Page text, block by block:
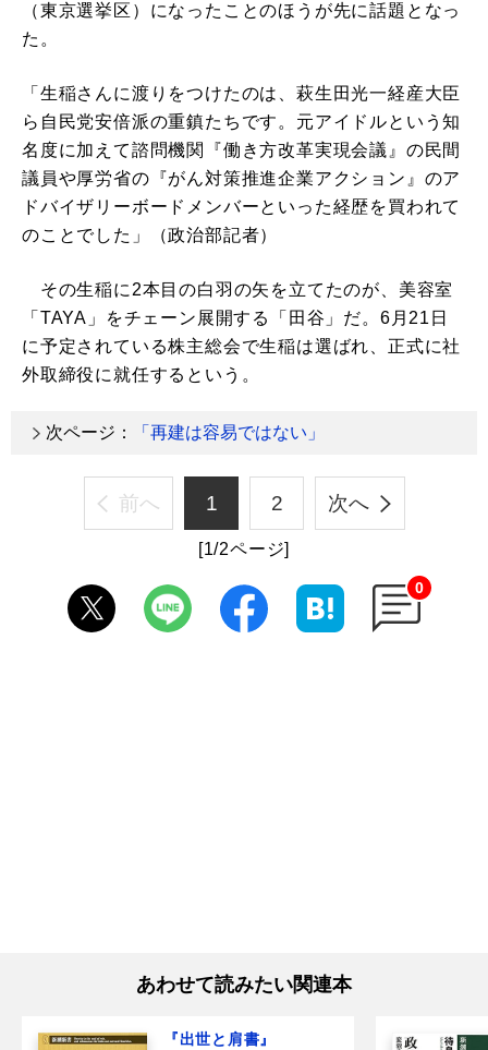
（東京選挙区）になったことのほうが先に話題となっ
た。
「生稲さんに渡りをつけたのは、萩生田光一経産大臣
ら自民党安倍派の重鎮たちです。元アイドルという知
名度に加えて諮問機関『働き方改革実現会議』の民間
議員や厚労省の『がん対策推進企業アクション』のア
ドバイザリーボードメンバーといった経歴を買われて
のことでした」（政治部記者）
その生稲に2本目の白羽の矢を立てたのが、美容室
「TAYA」をチェーン展開する「田谷」だ。6月21日
に予定されている株主総会で生稲は選ばれ、正式に社
外取締役に就任するという。
次ページ： 「再建は容易ではない」
前へ 1 2 次へ
[1/2ページ]
0
あわせて読みたい関連本
『出世と肩書』